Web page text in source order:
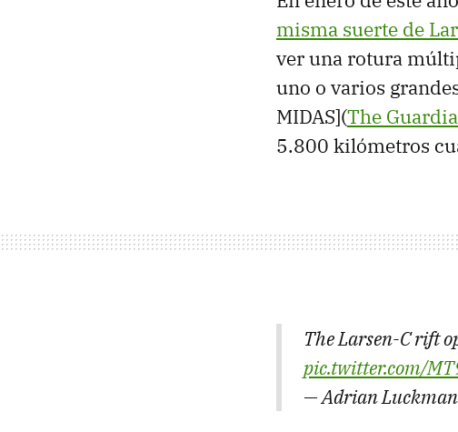
misma suerte de
ver una rotura
uno o varios
MIDAS](The
5.800 kilómetros
The Larsen-C rift
pic.twitter.com/
— Adrian